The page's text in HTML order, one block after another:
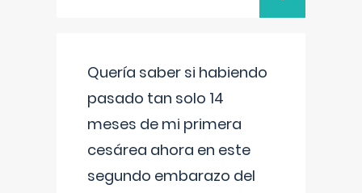
Quería saber si habiendo
pasado tan solo 14
meses de mi primera
cesárea ahora en este
segundo embarazo del